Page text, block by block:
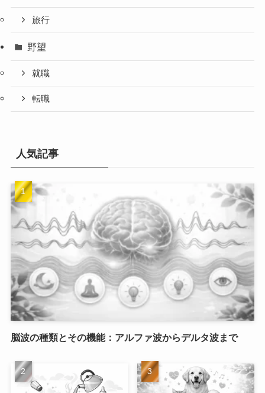
旅行
野望
就職
転職
人気記事
脳波の種類とその機能：アルファ波からデルタ波まで